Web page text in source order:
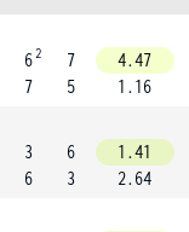
62
7
7
5
4.47
1.16
3
6
6
3
1.41
2.64